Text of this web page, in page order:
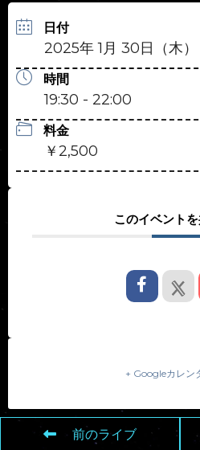
日付
2025年 1月 30日（木）
時間
19:30 - 22:00
料金
￥2,500
このイベント
+ Googleカレン
前のライブ